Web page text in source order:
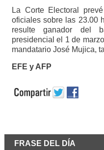
La Corte Electoral
oficiales sobre las 23.00
resulte ganador del
presidencial el 1 de
mandatario José Mujica,
EFE y AFP
FRASE DEL DÍA